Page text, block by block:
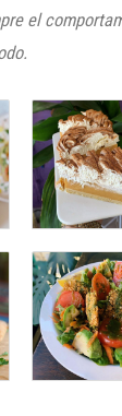
el